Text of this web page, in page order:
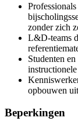
zonder zich
L&D-teams
Studenten
opbouwen
Beperkingen